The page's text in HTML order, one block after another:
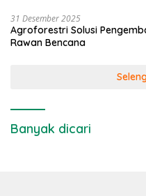
31 Desember 2025
Agroforestri Solusi
Rawan Bencana
Banyak dicari